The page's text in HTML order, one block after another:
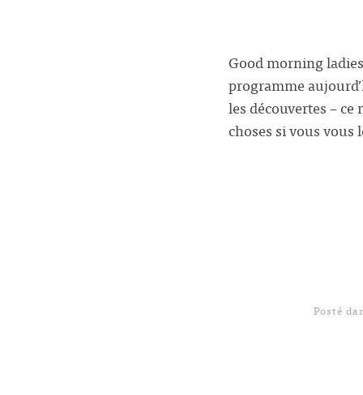
Good morning
programme
les découvertes –
choses si vous
Posté